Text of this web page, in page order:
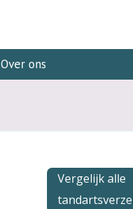
Over ons
Vergelijk alle